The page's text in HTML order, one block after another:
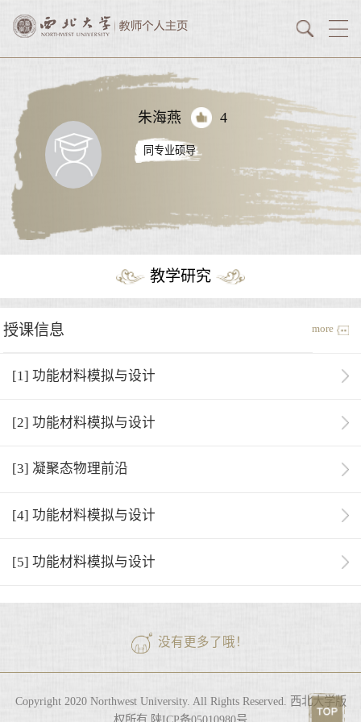
朱海燕 4
同专业硕导
教学研究
授课信息 more
[1] 功能材料模拟与设计
[2] 功能材料模拟与设计
[3] 凝聚态物理前沿
[4] 功能材料模拟与设计
[5] 功能材料模拟与设计
没有更多了哦！
Copyright 2020 Northwest University. All Rights Reserved. 西北大学版